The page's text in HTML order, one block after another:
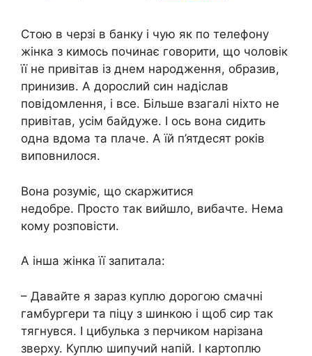
Стою в черзі в банку і чую як по телефону
жінка з кимось починає говорити, що чоловік
її не привітав із днем ​​народження, образив,
принизив. А дорослий син надіслав
повідомлення, і все. Більше взагалі ніхто не
привітав, усім байдуже. І ось вона сидить
одна вдома та плаче. А їй п’ятдесят років
виповнилося.
Вона розуміє, що скаржитися
недобре. Просто так вийшло, вибачте. Нема
кому розповісти.
А інша жінка її запитала:
– Давайте я зараз куплю дорогою смачні
гамбургери та піцу з шинкою і щоб сир так
тягнувся. І цибулька з перчиком нарізана
зверху. Куплю шипучий напій. І картоплю